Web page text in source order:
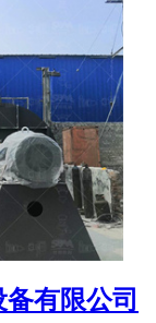
有限公司